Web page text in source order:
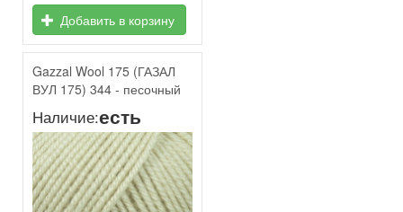
Добавить в корзину
Gazzal Wool 175 (ГАЗАЛ
ВУЛ 175) 344 - песочный
Наличие:есть